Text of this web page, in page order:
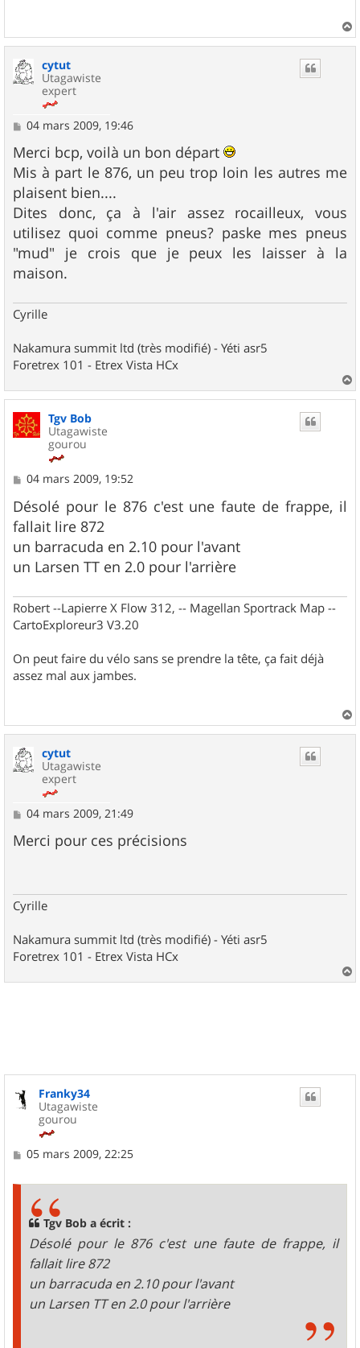
a
cytut
Utagawiste
expert
M
s
s
a
g
e
04 mars 2009, 19:46
Merci bcp, voilà un bon départ
Mis à part le 876, un peu trop loin les autres me
plaisent bien....
Dites donc, ça à l'air assez rocailleux, vous
utilisez quoi comme pneus? paske mes pneus
"mud" je crois que je peux les laisser à la
maison.
Cyrille
Nakamura summit ltd (très modifié) - Yéti asr5
Foretrex 101 - Etrex Vista HCx
a
Tgv Bob
Utagawiste
gourou
M
s
s
a
g
e
04 mars 2009, 19:52
Désolé pour le 876 c'est une faute de frappe, il
fallait lire 872
un barracuda en 2.10 pour l'avant
un Larsen TT en 2.0 pour l'arrière
Robert --Lapierre X Flow 312, -- Magellan Sportrack Map --
CartoExploreur3 V3.20
On peut faire du vélo sans se prendre la tête, ça fait déjà
assez mal aux jambes.
a
cytut
Utagawiste
expert
M
s
s
04 mars 2009, 21:49
Merci pour ces précisions
Cyrille
Nakamura summit ltd (très modifié) - Yéti asr5
Foretrex 101 - Etrex Vista HCx
a
Franky34
Utagawiste
gourou
M
05 mars 2009, 22:25
Tgv Bob a écrit :
Désolé pour le 876 c'est une faute de frappe, il
fallait lire 872
un barracuda en 2.10 pour l'avant
un Larsen TT en 2.0 pour l'arrière